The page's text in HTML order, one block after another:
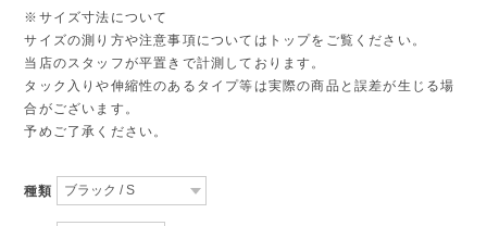
※サイズ寸法について
サイズの測り方や注意事項についてはトップをご覧ください。
当店のスタッフが平置きで計測しております。
タック入りや伸縮性のあるタイプ等は実際の商品と誤差が生じる場
合がございます。
予めご了承ください。
種類